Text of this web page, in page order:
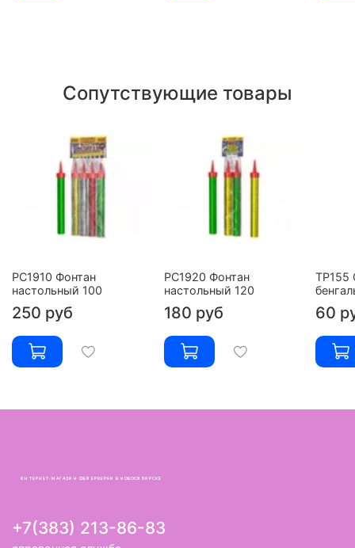
Сопутствующие товары
РС1910 Фонтан
настольный 100
250 руб
РС1920 Фонтан
настольный 120
180 руб
ТР155
60
ИНТЕРНЕТ-МАГАЗИН ФЕЙЕРВЕРКИ В НОВОСИБИРСКЕ
+7(383) 213-86-83